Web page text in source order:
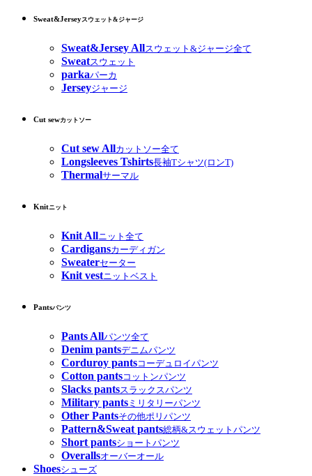
Sweat&Jerseyスウェット&ジャージ
Sweat&Jersey Allスウェット&ジャージ全て
Sweatスウェット
parkaパーカ
Jerseyジャージ
Cut sewカットソー
Cut sew Allカットソー全て
Longsleeves Tshirts長袖Tシャツ(ロンT)
Thermalサーマル
Knitニット
Knit Allニット全て
Cardigansカーディガン
Sweaterセーター
Knit vestニットベスト
Pantsパンツ
Pants Allパンツ全て
Denim pantsデニムパンツ
Corduroy pantsコーデュロイパンツ
Cotton pantsコットンパンツ
Slacks pantsスラックスパンツ
Military pants ミリタリーパンツ
Other Pantsその他ポリパンツ
Pattern&Sweat pants総柄&スウェットパンツ
Short pantsショートパンツ
Overallsオーバーオール
Shoesシューズ